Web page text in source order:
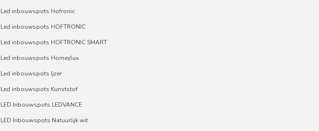
Led inbouwspots Hofronic
Led inbouwspots HOFTRONIC
Led inbouwspots HOFTRONIC SMART
Led inbouwspots Homeylux
Led inbouwspots Ijzer
Led inbouwspots Kunststof
LED Inbouwspots LEDVANCE
LED Inbouwspots Natuurlijk wit